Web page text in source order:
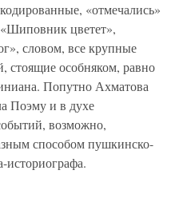
«отмечались»
цветет»,
словом, все крупные
стоящие особняком, равно
Попутно Ахматова
Поэму и в духе
возможно,
способом пушкинско-